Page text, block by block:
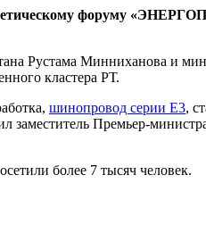
форуму
Рустама Минниханова и
кластера РТ.
шинопровод серии Е3,
заместитель Премьер-
более 7 тысяч человек.